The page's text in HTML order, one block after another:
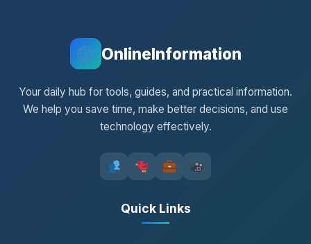
OnlineInformation
Your daily hub for tools, guides, and practical information.
We help you save time, make better decisions, and use
technology effectively.
Quick Links